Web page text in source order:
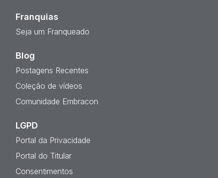
Franquias
Seja um Franqueado
Blog
Postagens Recentes
Coleção de vídeos
Comunidade Embracon
LGPD
Portal da Privacidade
Portal do Titular
Consentimentos